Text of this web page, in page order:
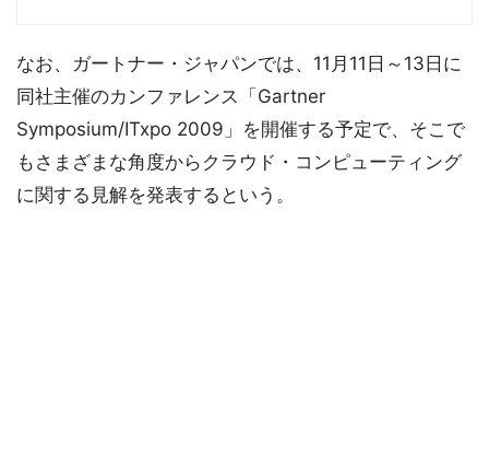
なお、ガートナー・ジャパンでは、11月11日～13日に
同社主催のカンファレンス「Gartner
Symposium/ITxpo 2009」を開催する予定で、そこで
もさまざまな角度からクラウド・コンピューティング
に関する見解を発表するという。